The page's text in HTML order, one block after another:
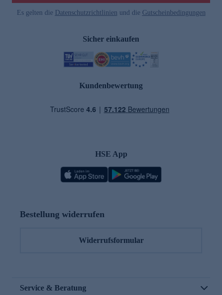
Es gelten die Datenschutzrichtlinien und die Gutscheinbedingungen
Sicher einkaufen
Kundenbewertung
HSE App
Bestellung widerrufen
Widerrufsformular
Service & Beratung